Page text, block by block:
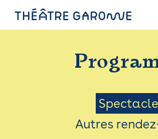
PROGRAMME
INFOS PRATIQUES
AVEC LES PUBLICS
ACCESSIBILITÉ
Menu
Autres